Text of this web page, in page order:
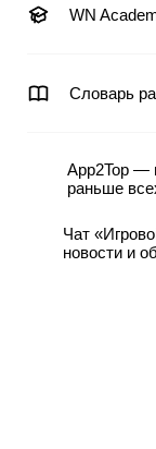
WN
Словарь
App2Top —
раньше
Чат
новости и